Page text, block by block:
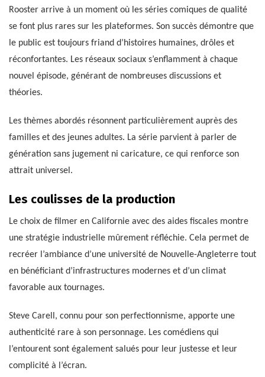
Rooster arrive à un moment où les séries comiques de qualité
se font plus rares sur les plateformes. Son succès démontre que
le public est toujours friand d’histoires humaines, drôles et
réconfortantes. Les réseaux sociaux s’enflamment à chaque
nouvel épisode, générant de nombreuses discussions et
théories.
Les thèmes abordés résonnent particulièrement auprès des
familles et des jeunes adultes. La série parvient à parler de
génération sans jugement ni caricature, ce qui renforce son
attrait universel.
Les coulisses de la production
Le choix de filmer en Californie avec des aides fiscales montre
une stratégie industrielle mûrement réfléchie. Cela permet de
recréer l’ambiance d’une université de Nouvelle-Angleterre tout
en bénéficiant d’infrastructures modernes et d’un climat
favorable aux tournages.
Steve Carell, connu pour son perfectionnisme, apporte une
authenticité rare à son personnage. Les comédiens qui
l’entourent sont également salués pour leur justesse et leur
complicité à l’écran.